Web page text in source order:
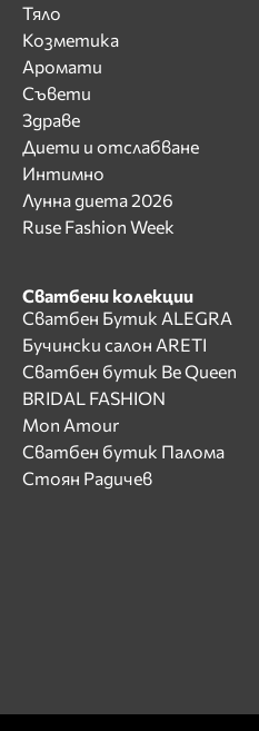
Тяло
Козметика
Аромати
Съвети
Здраве
Диети и отслабване
Интимно
Лунна диета 2026
Ruse Fashion Week
Сватбени колекции
Сватбен Бутик ALEGRA
Бучински салон ARETI
Сватбен бутик Be Queen
BRIDAL FASHION
Mon Amour
Сватбен бутик Палома
Стоян Радичев